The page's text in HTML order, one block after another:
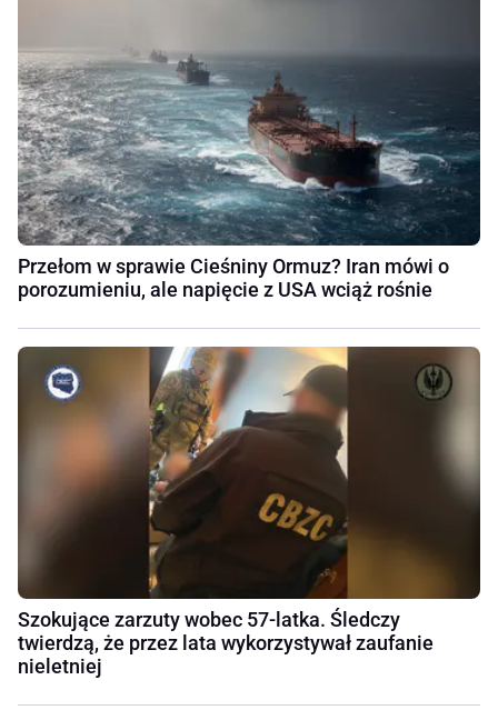
Przełom w sprawie Cieśniny Ormuz? Iran mówi o
porozumieniu, ale napięcie z USA wciąż rośnie
Szokujące zarzuty wobec 57-latka. Śledczy
twierdzą, że przez lata wykorzystywał zaufanie
nieletniej